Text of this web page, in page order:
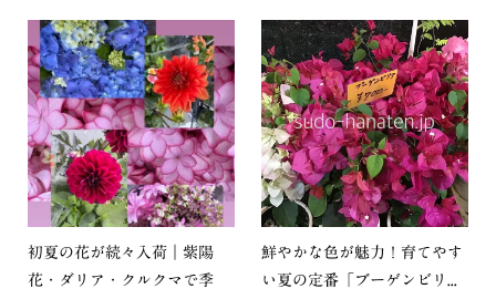
初夏の花が続々入荷｜紫陽
花・ダリア・クルクマで季
鮮やかな色が魅力！育てやす
い夏の定番「ブーゲンビリ...